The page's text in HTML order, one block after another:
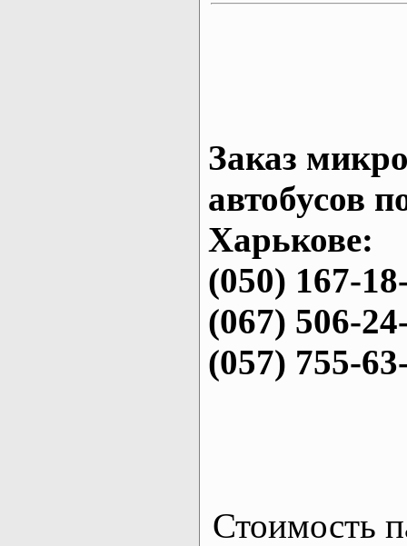
Заказ
автобусов
Харькове:
(050) 167-
(067) 506-
(057) 755-
Стоимость